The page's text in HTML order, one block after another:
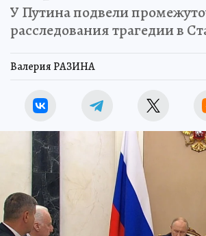
У Путина подвели
расследования трагедии в
Валерия РАЗИНА